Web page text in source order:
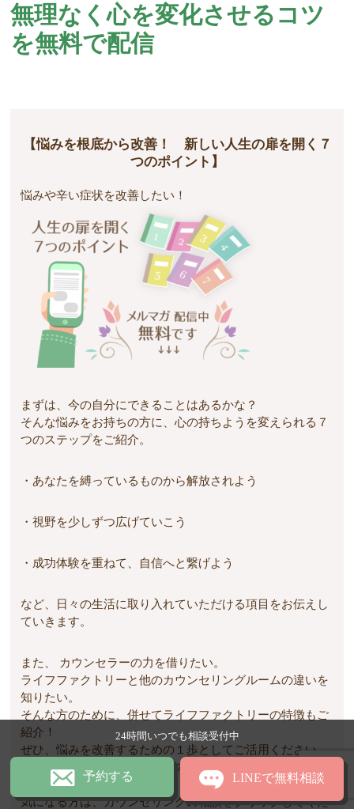
無理なく心を変化させるコツ
を無料で配信
【悩みを根底から改善！ 新しい人生の扉を開く７
つのポイント】
悩みや辛い症状を改善したい！
まずは、今の自分にできることはあるかな？
そんな悩みをお持ちの方に、心の持ちようを変えられる７
つのステップをご紹介。
・あなたを縛っているものから解放されよう
・視野を少しずつ広げていこう
・成功体験を重ねて、自信へと繋げよう
など、日々の生活に取り入れていただける項目をお伝えし
ていきます。
また、 カウンセラーの力を借りたい。
ライフファクトリーと他のカウンセリングルームの違いを
知りたい。
そんな方のために、併せてライフファクトリーの特徴もご
紹介！
ぜひ、悩みを改善するための１歩としてご活用ください。
改善方針のご相談は無料ですのでお気軽にご連絡をくださ
気になる方は、カウンセリングの相談をクリックしてくだ
24時間いつでも相談受付中
予約する LINEで無料相談